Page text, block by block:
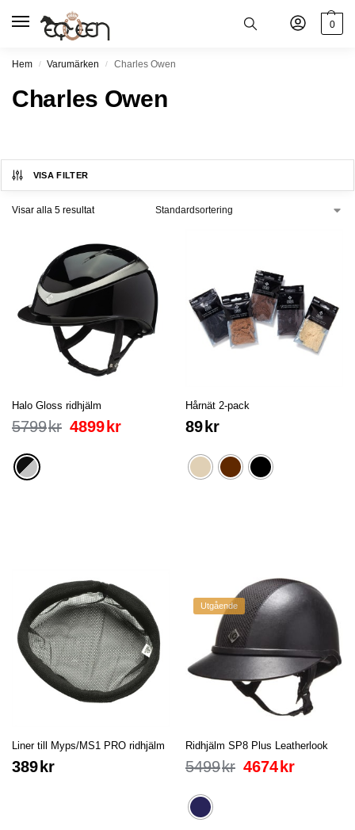
0
Hem / Varumärken / Charles Owen
Charles Owen
VISA FILTER
Visar alla 5 resultat
Halo Gloss ridhjälm
5799kr 4899 kr
Hårnät 2-pack
89 kr
Liner till Myps/MS1 PRO ridhjälm
389 kr
Utgående
Ridhjälm SP8 Plus Leatherlook
5499kr 4674 kr